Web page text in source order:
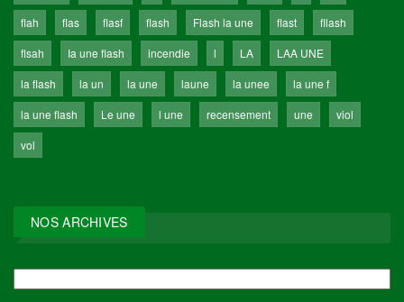
flah
flas flasf flash Flash la une flast
fllash
flsah
Ia une flash incendie l LA
LAA UNE
la flash
la un la une laune la unee
la une f
la une flash
Le une l une recensement une
viol
vol
NOS ARCHIVES